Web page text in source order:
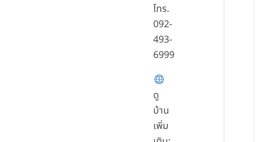
โทร.
092-
493-
6999
ดู
บ้าน
เพิ่ม